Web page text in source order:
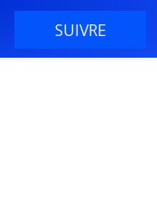
SUIVRE